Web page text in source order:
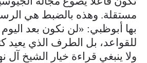
مستقلة. وهذه بالضبط هي
بها أبوظبي: «لن نكون بعد
للقواعد، بل الطرف الذي يعيد
ولا ينبغي قراءة خيار الشيخ آل